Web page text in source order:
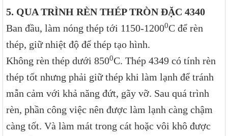
5. QUA TRÌNH RÈN THÉP TRÒN ĐẶC 4340
Ban đầu, làm nóng thép tới 1150-12000C để rèn
thép, giữ nhiệt độ để thép tạo hình.
Không rèn thép dưới 8500C. Thép 4349 có tính rèn
thép tốt nhưng phải giữ thép khi làm lạnh để tránh
mẫn cảm với khả năng đứt, gãy vỡ. Sau quá trình
rèn, phần công việc nên được làm lạnh càng chậm
càng tốt. Và làm mát trong cát hoặc vôi khô được